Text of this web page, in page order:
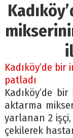
Kadıköy’de
patladı
Kadıköy’de
aktarma
yarlanan 2
çekilerek